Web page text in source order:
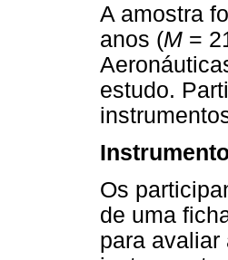
A amostra
anos (M =
estudo.
Os
de uma
para avaliar